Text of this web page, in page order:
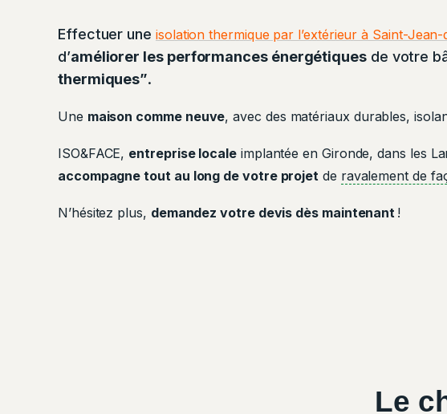
Effectuer une isolation thermique par l’extérieur à Saint-Jean-
d’améliorer les performances énergétiquesde votre
thermiques”.
Une maison comme neuve, avec des matériaux durables,
ISO&FACE, entreprise localeimplantée en Gironde, dans les
accompagne tout au long de votre projet de ravalement de
N’hésitez plus, demandez votre devis dès maintenant !
Le